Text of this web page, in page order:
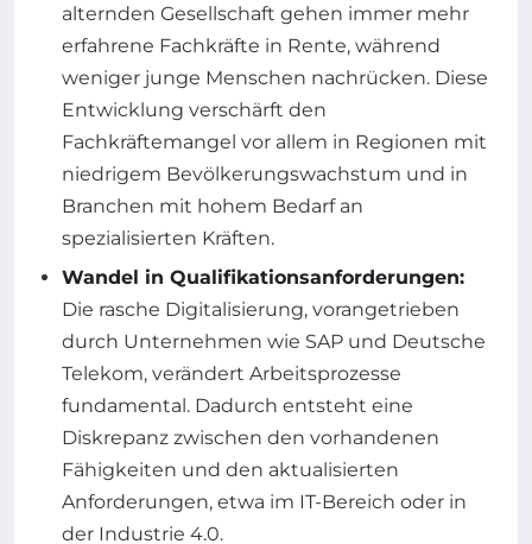
alternden Gesellschaft gehen immer mehr
erfahrene Fachkräfte in Rente, während
weniger junge Menschen nachrücken. Diese
Entwicklung verschärft den
Fachkräftemangel vor allem in Regionen mit
niedrigem Bevölkerungswachstum und in
Branchen mit hohem Bedarf an
spezialisierten Kräften.
Wandel in Qualifikationsanforderungen:
Die rasche Digitalisierung, vorangetrieben
durch Unternehmen wie SAP und Deutsche
Telekom, verändert Arbeitsprozesse
fundamental. Dadurch entsteht eine
Diskrepanz zwischen den vorhandenen
Fähigkeiten und den aktualisierten
Anforderungen, etwa im IT-Bereich oder in
der Industrie 4.0.